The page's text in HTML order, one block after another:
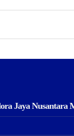
Jaya Nusantara